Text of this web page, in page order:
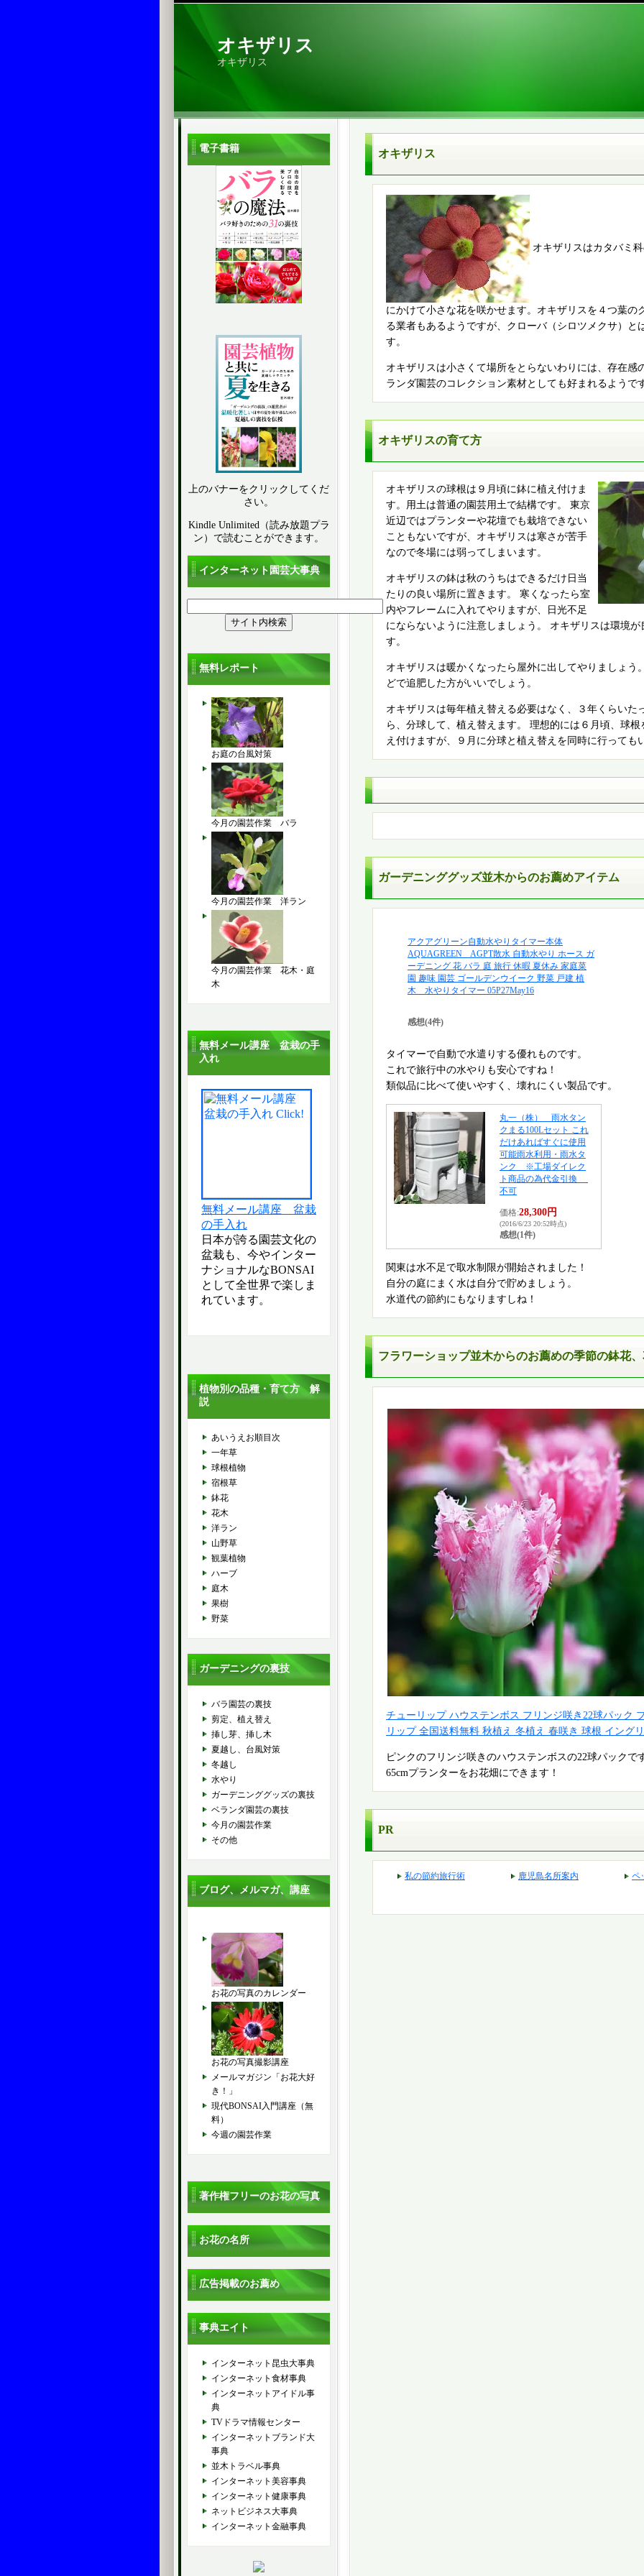
オキザリス
オキザリス
オキザリス
オキザリスはカタバミ
にかけて小さな花を咲かせます。オキザリスを４つ葉の
る業者もあるようですが、クローバ（シロツメクサ）と
す。
オキザリスは小さくて場所をとらないわりには、存在感
ランダ園芸のコレクション素材としても好まれるようで
オキザリスの育て方
オキザリスの球根は９月頃に鉢に植え付けま
す。用土は普通の園芸用土で結構です。 東京
近辺ではプランターや花壇でも栽培できない
こともないですが、オキザリスは寒さが苦手
なので冬場には弱ってしまいます。
オキザリスの鉢は秋のうちはできるだけ日当
たりの良い場所に置きます。 寒くなったら室
内やフレームに入れてやりますが、日光不足
にならないように注意しましょう。 オキザリスは環境
す。
オキザリスは暖かくなったら屋外に出してやりましょう
どで追肥した方がいいでしょう。
オキザリスは毎年植え替える必要はなく、３年くらいた
ら、分球して、植え替えます。 理想的には６月頃、球
え付けますが、９月に分球と植え替えを同時に行っても
ガーデニンググッズ並木からのお薦めアイテム
アクアグリーン自動水やりタイマー本体
AQUAGREEN AGPT散水 自動水やり ホース ガ
ーデニング 花 バラ 庭 旅行 休暇 夏休み 家庭菜
園 趣味 園芸 ゴールデンウイーク 野菜 戸建 植
木 水やりタイマー 05P27May16
感想(4件)
タイマーで自動で水遣りする優れものです。
これで旅行中の水やりも安心ですね！
類似品に比べて使いやすく、壊れにくい製品です。
丸一（株） 雨水タン
クまる100Lセット これ
だけあればすぐに使用
可能雨水利用・雨水タ
ンク ※工場ダイレク
ト商品の為代金引換
不可
価格:28,300円
(2016/6/23 20:52時点)
感想(1件)
関東は水不足で取水制限が開始されました！
自分の庭にまく水は自分で貯めましょう。
水道代の節約にもなりますしね！
フラワーショップ並木からのお薦めの季節の鉢花
チューリップ ハウステンボス フリンジ咲き22球パック
リップ 全国送料無料 秋植え 冬植え 春咲き 球根 イング
ピンクのフリンジ咲きのハウステンボスの22球パックで
65cmプランターをお花畑にできます！
PR
私の節約旅行術 鹿児島名所案内 ペ
電子書籍
上のバナーをクリックしてくだ
さい。
Kindle Unlimited（読み放題プラ
ン）で読むことができます。
インターネット園芸大事典
無料レポート
お庭の台風対策
今月の園芸作業 バラ
今月の園芸作業 洋ラン
今月の園芸作業 花木・庭
木
無料メール講座 盆栽の手
入れ
無料メール講座 盆栽
の手入れ
日本が誇る園芸文化の
盆栽も、今やインター
ナショナルなBONSAI
として全世界で楽しま
れています。
植物別の品種・育て方 解
説
あいうえお順目次
一年草
球根植物
宿根草
鉢花
花木
洋ラン
山野草
観葉植物
ハーブ
庭木
果樹
野菜
ガーデニングの裏技
バラ園芸の裏技
剪定、植え替え
挿し芽、挿し木
夏越し、台風対策
冬越し
水やり
ガーデニンググッズの裏技
ベランダ園芸の裏技
今月の園芸作業
その他
ブログ、メルマガ、講座
お花の写真のカレンダー
お花の写真撮影講座
メールマガジン「お花大好
き！」
現代BONSAI入門講座（無
料）
今週の園芸作業
著作権フリーのお花の写真
お花の名所
広告掲載のお薦め
事典エイト
インターネット昆虫大事典
インターネット食材事典
インターネットアイドル事
典
TVドラマ情報センター
インターネットブランド大
事典
並木トラベル事典
インターネット美容事典
インターネット健康事典
ネットビジネス大事典
インターネット金融事典